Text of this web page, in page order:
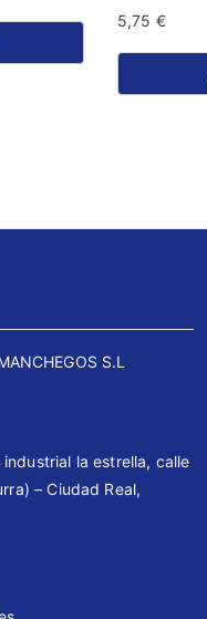
5,75 €
S.L
industrial la estrella, calle
– Ciudad Real,